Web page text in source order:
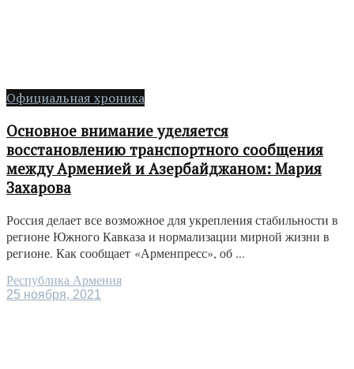
Официальная хроника
Основное внимание уделяется
восстановлению транспортного сообщения
между Арменией и Азербайджаном: Мария
Захарова
Россия делает все возможное для укрепления стабильности в
регионе Южного Кавказа и нормализации мирной жизни в
регионе. Как сообщает «Арменпресс», об ...
Республика Армения
25 ноября, 2021